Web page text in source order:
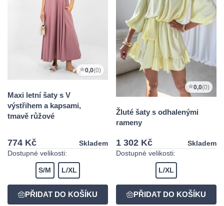
0,0(0)
Maxi letní šaty s V
výstřihem a kapsami,
tmavě růžové
774 Kč
Skladem
Dostupné velikosti:
S/M L/XL
0,0(0)
Žluté šaty s odhalenými
rameny
1 302 Kč
Skladem
Dostupné velikosti:
L/XL